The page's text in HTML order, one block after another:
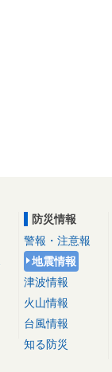
防災情報
警報・注意報
地震情報
津波情報
火山情報
台風情報
知る防災